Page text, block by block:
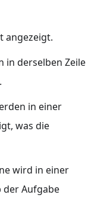
angezeigt.
in derselben Zeile
in einer
was die
wird in einer
der Aufgabe